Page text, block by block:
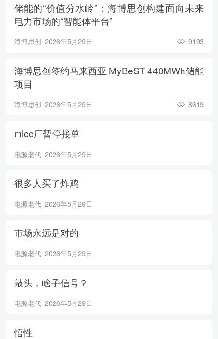
储能的“价值分水岭”：海博思创构建面向未来
电力市场的“智能体平台”
海博思创 2026年5月29日 9193
海博思创签约马来西亚 MyBeST 440MWh储能
项目
海博思创 2026年5月29日 8619
mlcc厂暂停接单
电源老代 2026年5月29日
很多人买了炸鸡
电源老代 2026年5月29日
市场永远是对的
电源老代 2026年5月29日
敲头，啥子信号？
电源老代 2026年5月29日
悟性